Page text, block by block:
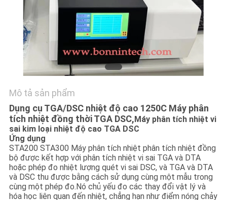
YÊU
CẦU
BÁO
GIÁ
SƠ
ĐỒ
TRANG
WEB
PRIVACY
Mô tả sản phẩm
Dụng cụ TGA/DSC nhiệt độ cao 1250C Máy phân
tích nhiệt đồng thời TGA DSC, Máy phân tích nhiệt vi
sai kim loại nhiệt độ cao TGA DSC
Ứng dụng
STA200 STA300 Máy phân tích nhiệt phân tích nhiệt đồng
bộ được kết hợp với phân tích nhiệt vi sai TGA và DTA
hoặc phép đo nhiệt lượng quét vi sai DSC, và TGA và DTA
và DSC thu được bằng cách sử dụng cùng một mẫu trong
cùng một phép đo.Nó chủ yếu đo các thay đổi vật lý và
hóa học liên quan đến nhiệt, chẳng hạn như điểm nóng chảy